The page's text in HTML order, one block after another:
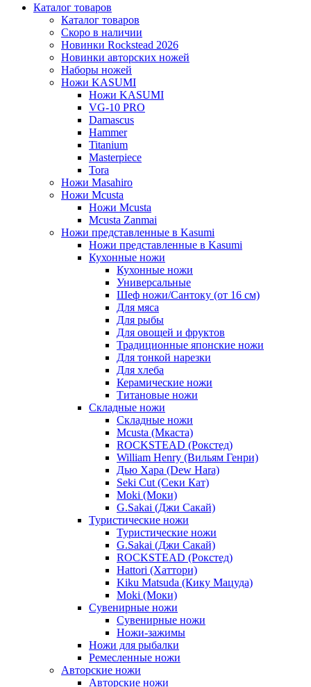
Каталог товаров
Каталог товаров
Скоро в наличии
Новинки Rockstead 2026
Новинки авторских ножей
Наборы ножей
Ножи KASUMI
Ножи KASUMI
VG-10 PRO
Damascus
Hammer
Titanium
Masterpiece
Tora
Ножи Masahiro
Ножи Mcusta
Ножи Mcusta
Mcusta Zanmai
Ножи представленные в Kasumi
Ножи представленные в Kasumi
Кухонные ножи
Кухонные ножи
Универсальные
Шеф ножи/Сантоку (от 16 см)
Для мяса
Для рыбы
Для овощей и фруктов
Традиционные японские ножи
Для тонкой нарезки
Для хлеба
Керамические ножи
Титановые ножи
Складные ножи
Складные ножи
Mcusta (Мкаста)
ROCKSTEAD (Рокстед)
William Henry (Вильям Генри)
Дью Хара (Dew Hara)
Seki Cut (Секи Кат)
Moki (Моки)
G.Sakai (Джи Сакай)
Туристические ножи
Туристические ножи
G.Sakai (Джи Сакай)
ROCKSTEAD (Рокстед)
Hattori (Хаттори)
Kiku Matsuda (Кику Мацуда)
Moki (Моки)
Сувенирные ножи
Сувенирные ножи
Ножи-зажимы
Ножи для рыбалки
Ремесленные ножи
Авторские ножи
Авторские ножи